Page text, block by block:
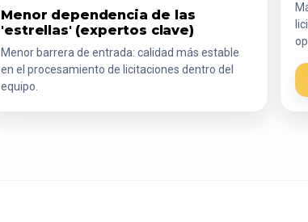
Menor dependencia de las
'estrellas' (expertos clave)
Menor barrera de entrada: calidad más estable
en el procesamiento de licitaciones dentro del
equipo.